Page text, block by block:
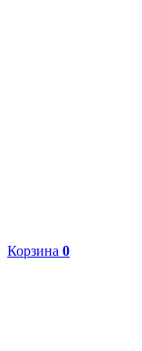
Корзина 0